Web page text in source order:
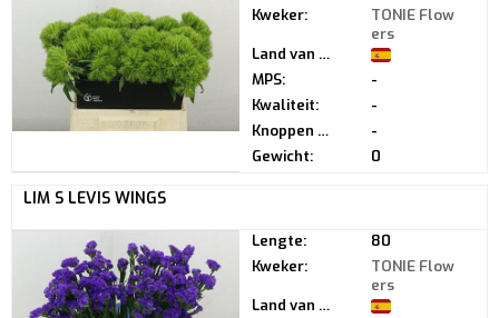
Kweker:
TONIE Flow
ers
Land van herkomst:
MPS:
-
Kwaliteit:
-
Knoppen per steel:
-
Gewicht:
0
LIM S LEVIS WINGS
Lengte:
80
Kweker:
TONIE Flow
ers
Land van herkomst: